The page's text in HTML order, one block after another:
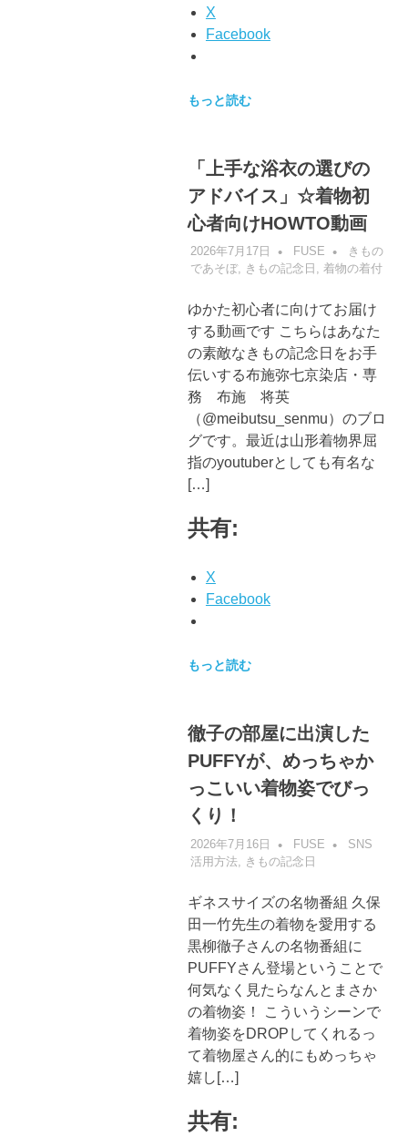
X
Facebook
もっと読む
「上手な浴衣の選びの
アドバイス」☆着物初
心者向けHOWTO動画
2026年7月17日 FUSE
きもの
であそぼ, きもの記念日 , 着物の着付
ゆかた初心者に向けてお届け
する動画です こちらはあなた
の素敵なきもの記念日をお手
伝いする布施弥七京染店・専
務 布施 将英
（@meibutsu_senmu）のブロ
グです。最近は山形着物界屈
指のyoutuberとしても有名な
[…]
共有:
X
Facebook
もっと読む
徹子の部屋に出演した
PUFFYが、めっちゃか
っこいい着物姿でびっ
くり！
2026年7月16日 FUSE
SNS
活用方法, きもの記念日
ギネスサイズの名物番組 久保
田一竹先生の着物を愛用する
黒柳徹子さんの名物番組に
PUFFYさん登場ということで
何気なく見たらなんとまさか
の着物姿！ こういうシーンで
着物姿をDROPしてくれるっ
て着物屋さん的にもめっちゃ
嬉し[…]
共有: